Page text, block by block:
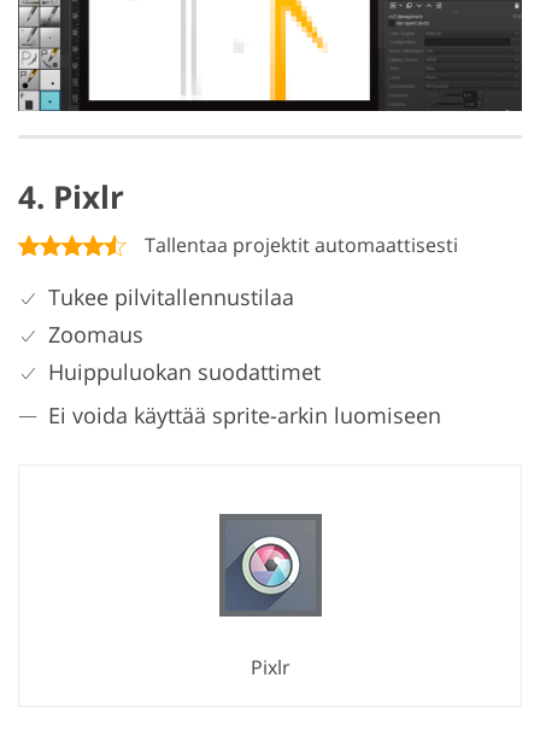
4. Pixlr
Tallentaa projektit automaattisesti
Tukee pilvitallennustilaa
Zoomaus
Huippuluokan suodattimet
Ei voida käyttää sprite-arkin luomiseen
Pixlr